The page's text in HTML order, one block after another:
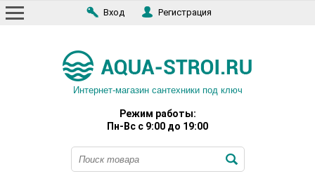
Вход Регистрация
Интернет-магазин сантехники под ключ
Режим работы:
Пн-Вс с 9:00 до 19:00